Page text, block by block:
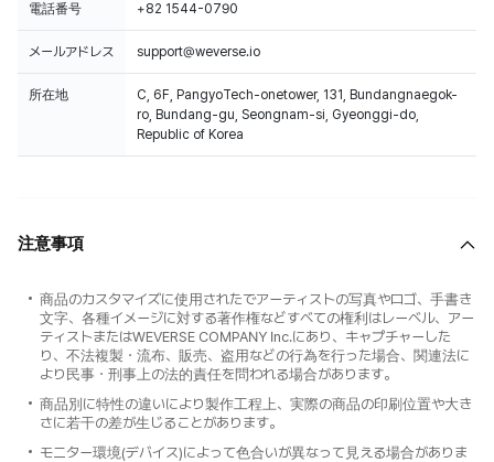
電話番号 +82 1544-0790
メールアドレス support@weverse.io
所在地
C, 6F, PangyoTech-onetower, 131, Bundangnaegok-
ro, Bundang-gu, Seongnam-si, Gyeonggi-do,
Republic of Korea
注意事項
商品のカスタマイズに使用されたでアーティストの写真やロゴ、手書き
文字、各種イメージに対する著作権などすべての権利はレーベル、アー
ティストまたはWEVERSE COMPANY Inc.にあり、キャプチャーした
り、不法複製・流布、販売、盗用などの行為を行った場合、関連法に
より民事・刑事上の法的責任を問われる場合があります。
商品別に特性の違いにより製作工程上、実際の商品の印刷位置や大き
さに若干の差が生じることがあります。
モニター環境(デバイス)によって色合いが異なって見える場合がありま